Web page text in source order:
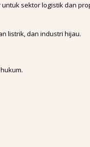
sektor logistik dan
listrik, dan industri hijau.